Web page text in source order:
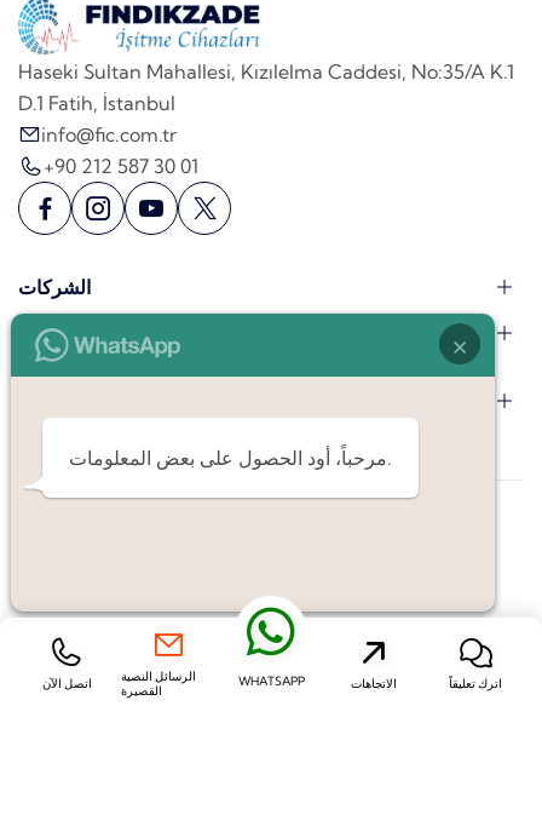
Haseki Sultan Mahallesi, Kızılelma Caddesi, No:35/A K.1
D.1 Fatih, İstanbul
info@fic.com.tr
+90 212 587 30 01
الشركات
الفئات
اتصل الآن
الرسائل النصية
القصيرة
WHATSAPP الاتجاهات اترك تعليقاً
×
مرحباً، أود الحصول على بعض المعلومات.